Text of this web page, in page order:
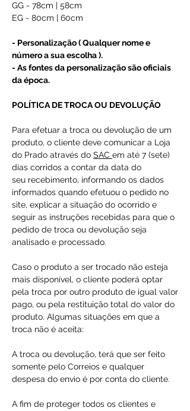
GG - 78cm | 58cm
EG - 80cm | 60cm
- Personalização ( Qualquer nome e
número a sua escolha ).
- As fontes da personalização são oficiais
da época.
POLÍTICA DE TROCA OU DEVOLUÇÃO
Para efetuar a troca ou devolução de um
produto, o cliente deve comunicar a Loja
do Prado através do SAC em até 7 (sete)
dias corridos a contar da data do
seu recebimento, informando os dados
informados quando efetuou o pedido no
site, explicar a situação do ocorrido e
seguir as instruções recebidas para que o
pedido de troca ou devolução seja
analisado e processado.
Caso o produto a ser trocado não esteja
mais disponível, o cliente poderá optar
pela troca por outro produto de igual valor
pago, ou pela restituição total do valor do
produto. Algumas situações em que a
troca não é aceita:
A troca ou devolução, terá que ser feito
somente pelo Correios e qualquer
despesa do envio é por conta do cliente.
A fim de proteger todos os clientes e